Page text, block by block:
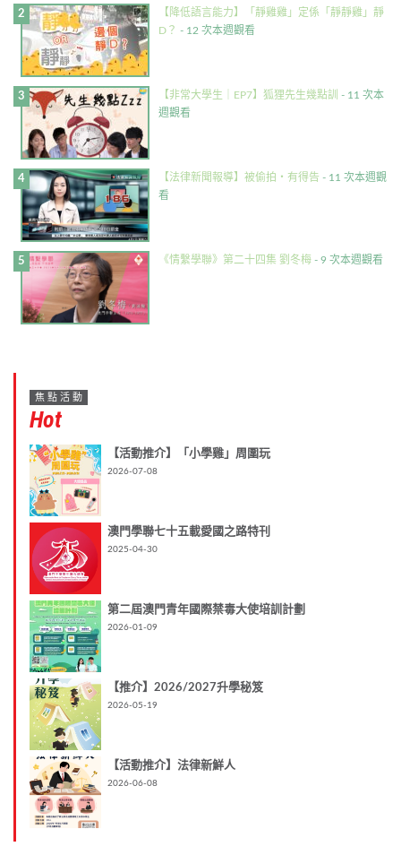
【降低語言能力】「靜雞雞」定係「靜靜雞」靜
D？ - 12 次本週觀看
【非常大學生｜EP7】狐狸先生幾點訓 - 11 次本
週觀看
【法律新聞報導】被偷拍・有得告 - 11 次本週觀
看
《情繫學聯》第二十四集 劉冬梅 - 9 次本週觀看
焦點活動
Hot
【活動推介】「小學雞」周圍玩
2026-07-08
澳門學聯七十五載愛國之路特刊
2025-04-30
第二屆澳門青年國際禁毒大使培訓計劃
2026-01-09
【推介】2026/2027升學秘笈
2026-05-19
【活動推介】法律新鮮人
2026-06-08